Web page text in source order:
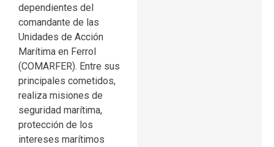
dependientes del
comandante de las
Unidades de Acción
Marítima en Ferrol
(COMARFER). Entre sus
principales cometidos,
realiza misiones de
seguridad marítima,
protección de los
intereses marítimos